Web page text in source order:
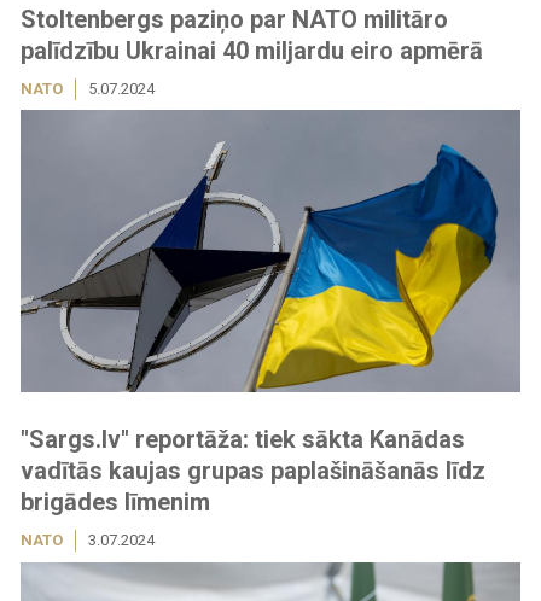
Stoltenbergs paziņo par NATO militāro
palīdzību Ukrainai 40 miljardu eiro apmērā
NATO 5.07.2024
"Sargs.lv" reportāža: tiek sākta Kanādas
vadītās kaujas grupas paplašināšanās līdz
brigādes līmenim
NATO 3.07.2024